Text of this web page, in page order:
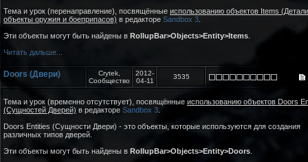
Тема и урок (перенаправление), посвящённые использованию объектов Items
объекты оружия и боеприпасов) в редакторе Sandbox 3
Эти объекты могут быть найдены в RollupBar>Objects>Entity>Items
Читать дальше...
Doors (Двери)
Crytek,
Сообщество
2012-
04-11
3535
Тема и урок (временно отсутствует), посвящённые использованию объектов Doors
(Сущностей Дверей) в редакторе Sandbox 3
Doors Entities (Сущности Двери) - это объекты, которые используются для создания
различных типов дверей.
Эти объекты могут быть найдены в RollupBar>Objects>Entity>Doors